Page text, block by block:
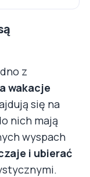
z
wakacje
się na
nich mają
wyspach
i ubierać